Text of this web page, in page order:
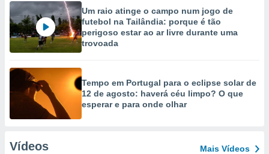
Um raio atinge o campo num jogo de
futebol na Tailândia: porque é tão
perigoso estar ao ar livre durante uma
trovoada
Tempo em Portugal para o eclipse solar de
12 de agosto: haverá céu limpo? O que
esperar e para onde olhar
Vídeos Mais Vídeos